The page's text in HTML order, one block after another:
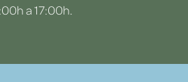
a 17:00h.